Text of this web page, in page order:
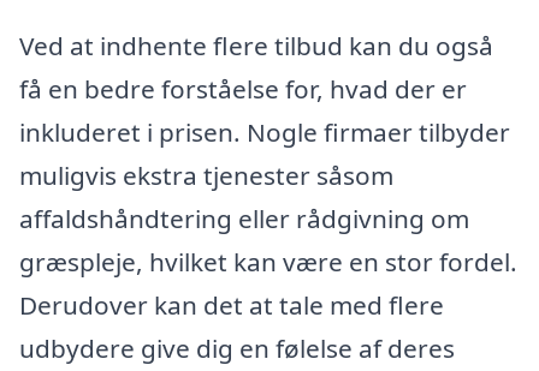
Ved at indhente flere tilbud kan du også
få en bedre forståelse for, hvad der er
inkluderet i prisen. Nogle firmaer tilbyder
muligvis ekstra tjenester såsom
affaldshåndtering eller rådgivning om
græspleje, hvilket kan være en stor fordel.
Derudover kan det at tale med flere
udbydere give dig en følelse af deres